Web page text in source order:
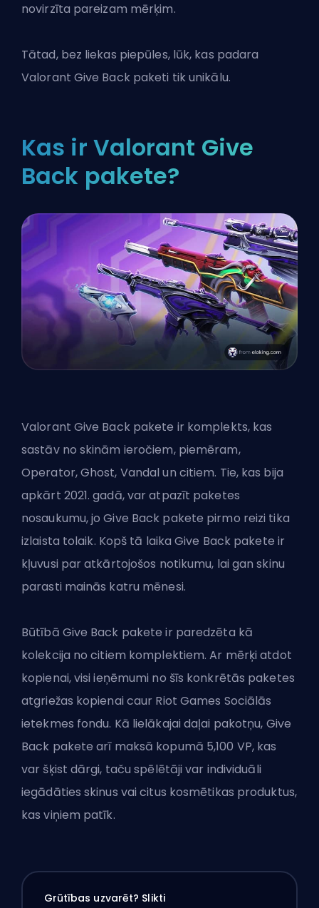
novirzīta pareizam mērķim.
Tātad, bez liekas piepūles, lūk, kas padara
Valorant Give Back paketi tik unikālu.
Kas ir Valorant Give
Back pakete?
Valorant Give Back pakete ir komplekts, kas
sastāv no skinām ieročiem, piemēram,
Operator, Ghost, Vandal un citiem. Tie, kas bija
apkārt 2021. gadā, var atpazīt paketes
nosaukumu, jo Give Back pakete pirmo reizi tika
izlaista tolaik. Kopš tā laika Give Back pakete ir
kļuvusi par atkārtojošos notikumu, lai gan skinu
parasti mainās katru mēnesi.
Būtībā Give Back pakete ir paredzēta kā
kolekcija no citiem komplektiem. Ar mērķi atdot
kopienai, visi ieņēmumi no šīs konkrētās paketes
atgriežas kopienai caur Riot Games Sociālās
ietekmes fondu. Kā lielākajai daļai pakotņu, Give
Back pakete arī maksā kopumā 5,100 VP, kas
var šķist dārgi, taču spēlētāji var individuāli
iegādāties skinus vai citus kosmētikas produktus,
kas viņiem patīk.
Grūtības uzvarēt? Slikti